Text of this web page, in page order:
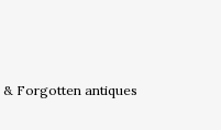
Forgotten antiques